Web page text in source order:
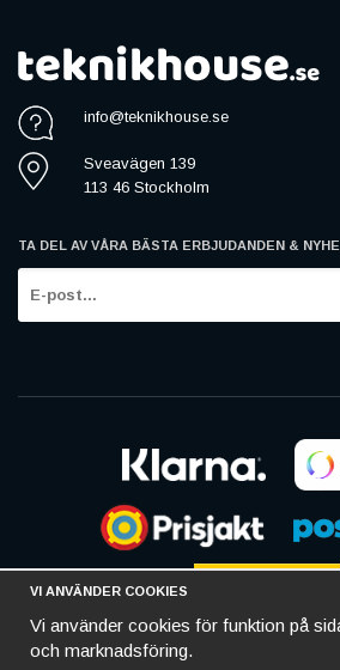
info@teknikhouse.se
Sveavägen 139
113 46 Stockholm
TA DEL AV VÅRA BÄSTA ERBJUDANDEN &
VI ANVÄNDER COOKIES
Vi använder cookies för funktion på
och marknadsföring.